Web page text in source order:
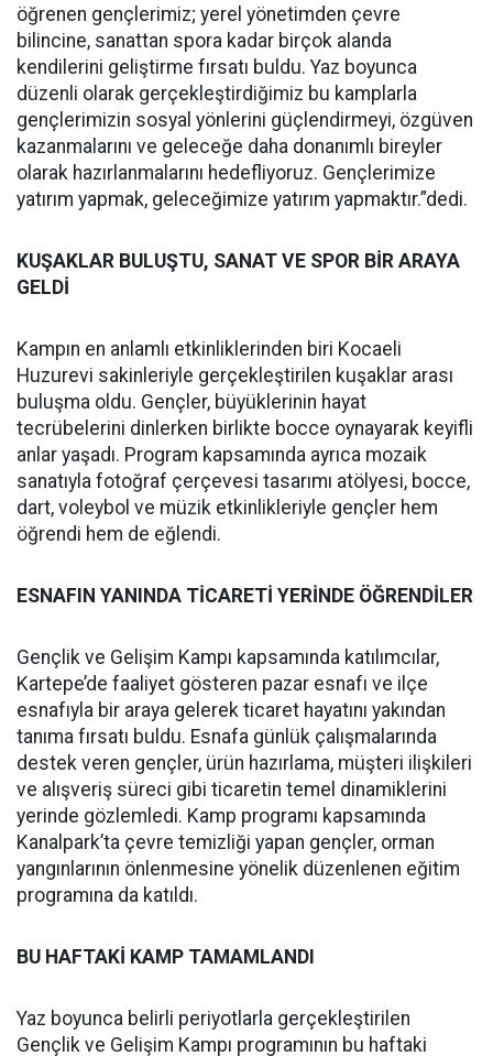
öğrenen gençlerimiz; yerel yönetimden çevre
bilincine, sanattan spora kadar birçok alanda
kendilerini geliştirme fırsatı buldu. Yaz boyunca
düzenli olarak gerçekleştirdiğimiz bu kamplarla
gençlerimizin sosyal yönlerini güçlendirmeyi, özgüven
kazanmalarını ve geleceğe daha donanımlı bireyler
olarak hazırlanmalarını hedefliyoruz. Gençlerimize
yatırım yapmak, geleceğimize yatırım yapmaktır.”dedi.
KUŞAKLAR BULUŞTU, SANAT VE SPOR BİR ARAYA
GELDİ
Kampın en anlamlı etkinliklerinden biri Kocaeli
Huzurevi sakinleriyle gerçekleştirilen kuşaklar arası
buluşma oldu. Gençler, büyüklerinin hayat
tecrübelerini dinlerken birlikte bocce oynayarak keyifli
anlar yaşadı. Program kapsamında ayrıca mozaik
sanatıyla fotoğraf çerçevesi tasarımı atölyesi, bocce,
dart, voleybol ve müzik etkinlikleriyle gençler hem
öğrendi hem de eğlendi.
ESNAFIN YANINDA TİCARETİ YERİNDE ÖĞRENDİLER
Gençlik ve Gelişim Kampı kapsamında katılımcılar,
Kartepe’de faaliyet gösteren pazar esnafı ve ilçe
esnafıyla bir araya gelerek ticaret hayatını yakından
tanıma fırsatı buldu. Esnafa günlük çalışmalarında
destek veren gençler, ürün hazırlama, müşteri ilişkileri
ve alışveriş süreci gibi ticaretin temel dinamiklerini
yerinde gözlemledi. Kamp programı kapsamında
Kanalpark’ta çevre temizliği yapan gençler, orman
yangınlarının önlenmesine yönelik düzenlenen eğitim
programına da katıldı.
BU HAFTAKİ KAMP TAMAMLANDI
Yaz boyunca belirli periyotlarla gerçekleştirilen
Gençlik ve Gelişim Kampı programının bu haftaki